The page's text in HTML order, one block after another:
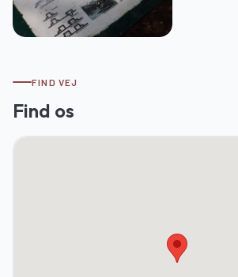
FIND VEJ
Find os